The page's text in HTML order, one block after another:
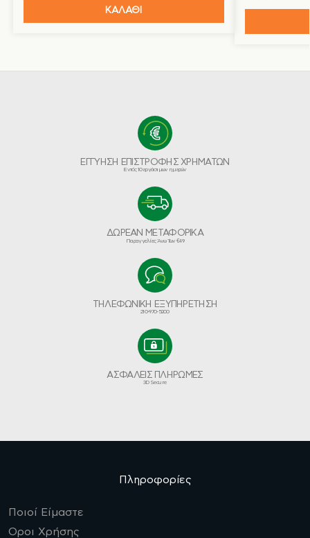
ΚΑΛΑΘΙ
ΕΓΓΥΗΣΗ ΕΠΙΣΤΡΟΦΗΣ ΧΡΗΜΑΤΩΝ
Εντός 10 εργάσιμων ημερών
ΔΩΡΕΑΝ ΜΕΤΑΦΟΡΙΚΑ
Παραγγελίες Άνω Των €49
ΤΗΛΕΦΩΝΙΚΗ ΕΞΥΠΗΡΕΤΗΣΗ
210-970-5200
ΑΣΦΑΛΕΙΣ ΠΛΗΡΩΜΕΣ
3D Secure
Πληροφορίες
Ποιοί Είμαστε
Οροι Χρήσης